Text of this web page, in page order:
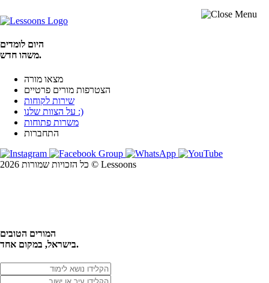
היום לומדים
משהו חדש.
מצאו מורה
הצטרפות מורים פרטיים
שירות לקוחות
על הצוות שלנו :)
משרות פתוחות
התחברות
כל הזכויות שמורות 2026 © Lessoons
המורים הטובים
בישראל, במקום אחד.